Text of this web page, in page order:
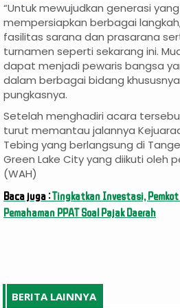
“Untuk mewujudkan generasi
mempersiapkan berbagai
fasilitas sarana dan prasarana
turnamen seperti sekarang ini.
dapat menjadi pewaris bangsa
dalam berbagai bidang
pungkasnya.
Setelah menghadiri acara
turut memantau jalannya
Tebing yang berlangsung di
Green Lake City yang diikuti oleh
(WAH)
Baca juga :Tingkatkan Investasi,
Pemahaman PPAT Soal Pajak Daerah
BERITA LAINNYA